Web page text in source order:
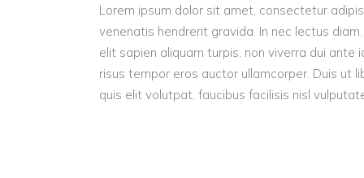
Lorem ipsum dolor sit amet, consectetur
venenatis hendrerit gravida. In nec lectus
elit sapien aliquam turpis, non viverra dui ante
risus tempor eros auctor ullamcorper. Duis ut
quis elit volutpat, faucibus facilisis nisl